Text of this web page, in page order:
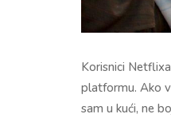
Korisnici
platformu. Ako
sam u kući, ne